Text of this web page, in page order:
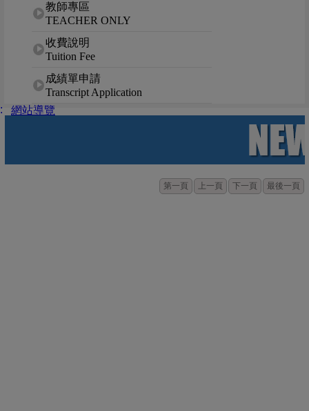
教師專區
TEACHER ONLY
收費說明
Tuition Fee
成績單申請
Transcript Application
網站導覽
第一頁 上一頁 下一頁 最後一頁